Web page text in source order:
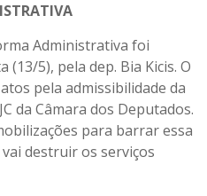
Administrativa foi
5), pela dep. Bia Kicis. O
pela admissibilidade da
da Câmara dos Deputados.
para barrar essa
destruir os serviços